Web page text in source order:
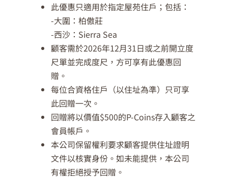
此優惠只適用於指定屋苑住戶；包括：
-大圍：柏傲莊
-西沙：Sierra Sea
顧客需於2026年12月31日或之前開立度
尺單並完成度尺，方可享有此優惠回
贈。
每位合資格住戶（以住址為準）只可享
此回贈一次。
回贈將以價值$500的P-Coins存入顧客之
會員帳戶。
本公司保留權利要求顧客提供住址證明
文件以核實身份。如未能提供，本公司
有權拒絕授予回贈。